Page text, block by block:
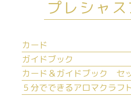
プレシャ
カード
ガイドブック
カード＆ガイドブック セ
５分でできるアロマクラフ